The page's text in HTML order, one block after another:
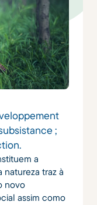
;
a
traz à
novo
assim como